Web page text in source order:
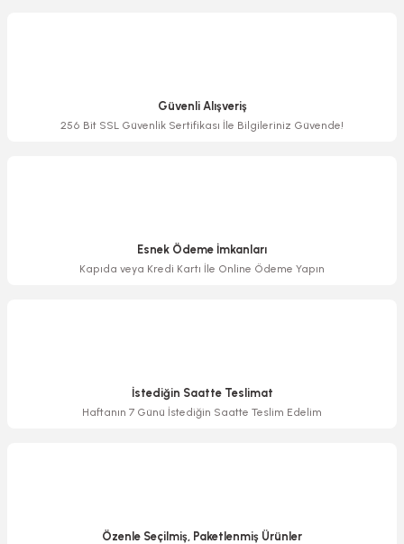
Ürün bilgilerinde hatalar bulunuyor.
Güvenli Alışveriş
256 Bit SSL Güvenlik Sertifikası İle Bilgileriniz Güvende!
Esnek Ödeme İmkanları
Kapıda veya Kredi Kartı İle Online Ödeme Yapın
İstediğin Saatte Teslimat
Haftanın 7 Günü İstediğin Saatte Teslim Edelim
Özenle Seçilmiş, Paketlenmiş Ürünler